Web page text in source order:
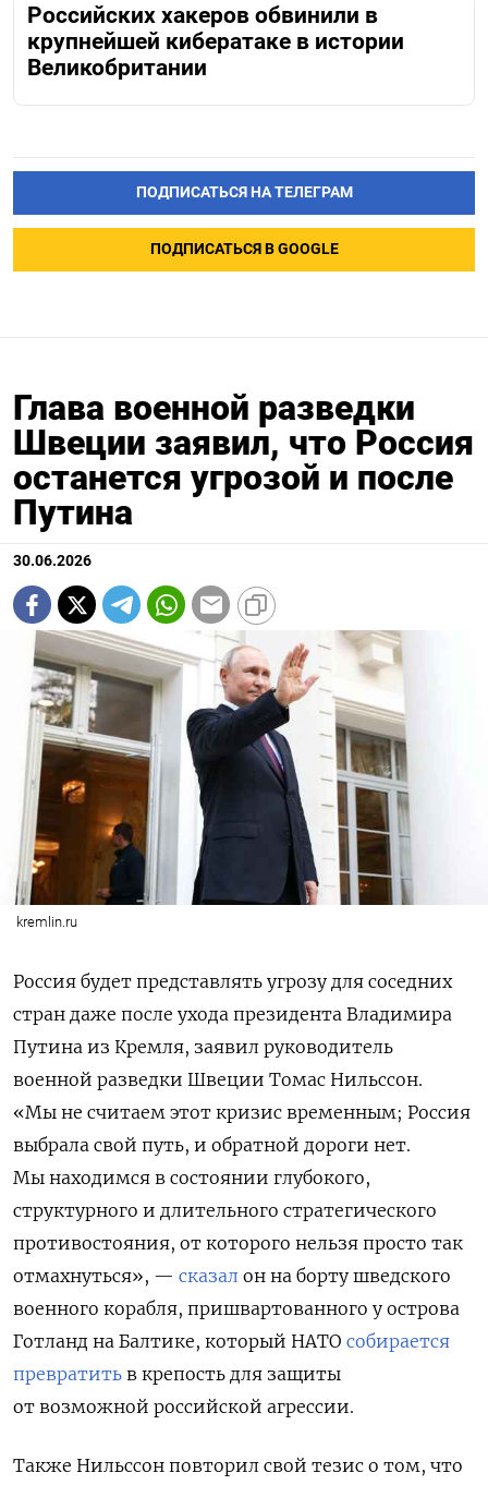
Российских хакеров обвинили в
крупнейшей кибератаке в истории
Великобритании
ПОДПИСАТЬСЯ НА ТЕЛЕГРАМ
ПОДПИСАТЬСЯ В GOOGLE
Глава военной разведки
Швеции заявил, что Россия
останется угрозой и после
Путина
30.06.2026
kremlin.ru
Россия будет представлять угрозу для соседних
стран даже после ухода президента Владимира
Путина из Кремля, заявил руководитель
военной разведки Швеции Томас Нильссон.
«Мы не считаем этот кризис временным; Россия
выбрала свой путь, и обратной дороги нет.
Мы находимся в состоянии глубокого,
структурного и длительного стратегического
противостояния, от которого нельзя просто так
отмахнуться», — сказал он на борту шведского
военного корабля, пришвартованного у острова
Готланд на Балтике, который НАТО собирается
превратить в крепость для защиты
от возможной российской агрессии.
Также Нильссон повторил свой тезис о том, что